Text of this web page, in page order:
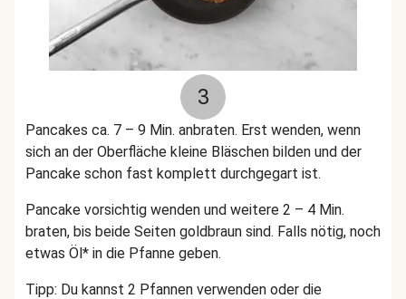
3
Pancakes ca. 7 – 9 Min. anbraten. Erst wenden, wenn
sich an der Oberfläche kleine Bläschen bilden und der
Pancake schon fast komplett durchgegart ist.
Pancake vorsichtig wenden und weitere 2 – 4 Min.
braten, bis beide Seiten goldbraun sind. Falls nötig, noch
etwas Öl* in die Pfanne geben.
Tipp: Du kannst 2 Pfannen verwenden oder die